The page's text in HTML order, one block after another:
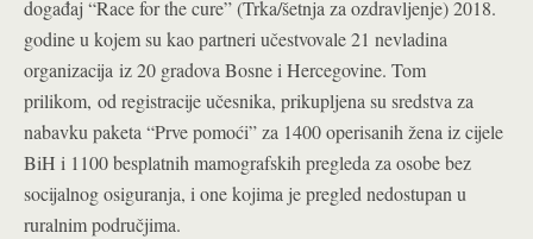
događaj “Race for the cure” (Trka/šetnja za ozdravljenje) 2018.
godine u kojem su kao partneri učestvovale 21 nevladina
organizacija iz 20 gradova Bosne i Hercegovine. Tom
prilikom, od registracije učesnika, prikupljena su sredstva za
nabavku paketa “Prve pomoći” za 1400 operisanih žena iz cijele
BiH i 1100 besplatnih mamografskih pregleda za osobe bez
socijalnog osiguranja, i one kojima je pregled nedostupan u
ruralnim područjima.